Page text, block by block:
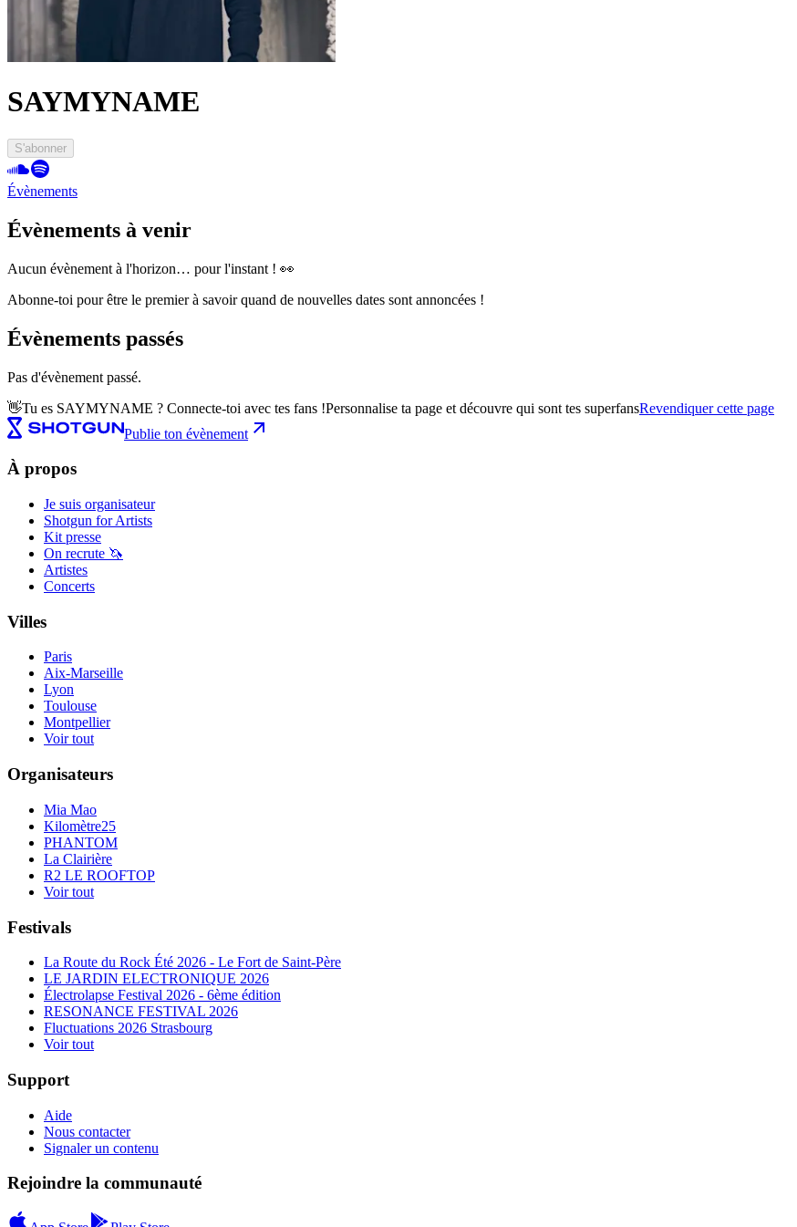
SAYMYNAME
S'abonner
Évènements
Évènements à venir
Aucun évènement à l'horizon… pour l'instant ! 👀
Abonne-toi pour être le premier à savoir quand de nouvelles dates sont annoncées !
Évènements passés
Pas d'évènement passé.
👋Tu es SAYMYNAME ? Connecte-toi avec tes fans !Personnalise ta page et découvre qui sont tes superfansRevendiquer cette page
Publie ton évènement
À propos
Je suis organisateur
Shotgun for Artists
Kit presse
On recrute 🦄
Artistes
Concerts
Villes
Paris
Aix-Marseille
Lyon
Toulouse
Montpellier
Voir tout
Organisateurs
Mia Mao
Kilomètre25
PHANTOM
La Clairière
R2 LE ROOFTOP
Voir tout
Festivals
La Route du Rock Été 2026 - Le Fort de Saint-Père
LE JARDIN ELECTRONIQUE 2026
Électrolapse Festival 2026 - 6ème édition
RESONANCE FESTIVAL 2026
Fluctuations 2026 Strasbourg
Voir tout
Support
Aide
Nous contacter
Signaler un contenu
Rejoindre la communauté